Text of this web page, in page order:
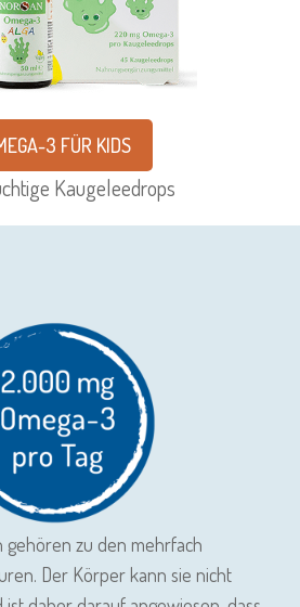
3 FÜR KIDS
Kaugeleedrops
gehören zu den mehrfach
Der Körper kann sie nicht